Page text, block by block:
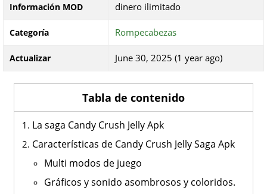
Información MOD dinero ilimitado
Categoría Rompecabezas
Actualizar June 30, 2025 (1 year ago)
Tabla de contenido
La saga Candy Crush Jelly Apk
Características de Candy Crush Jelly Saga Apk
Multi modos de juego
Gráficos y sonido asombrosos y coloridos.